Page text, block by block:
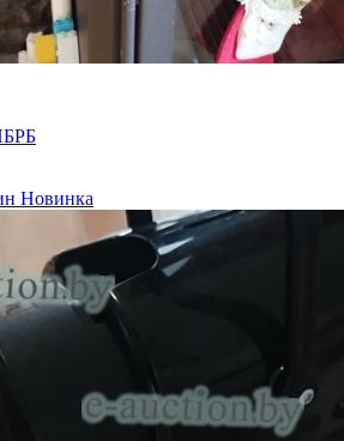
Новинка